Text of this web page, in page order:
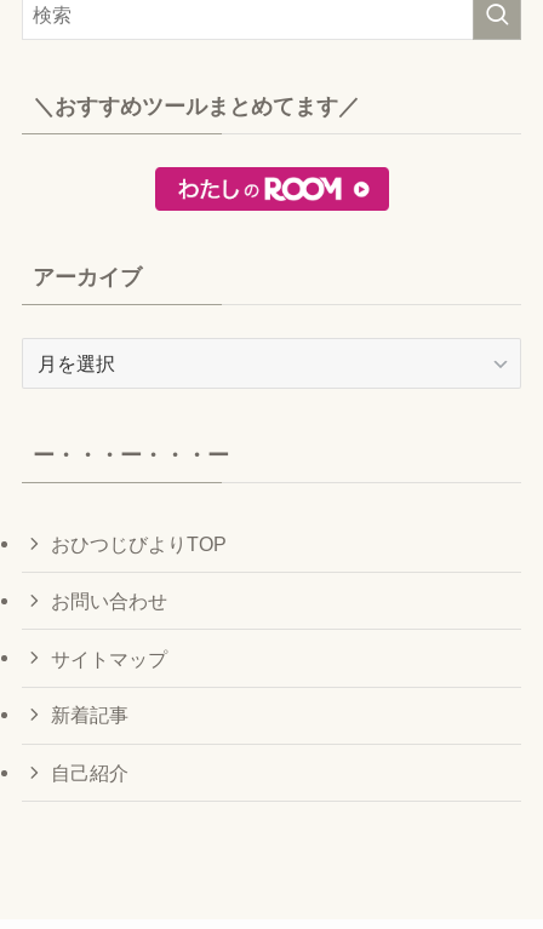
＼おすすめツールまとめてます／
アーカイブ
ー・・・ー・・・ー
おひつじびよりTOP
お問い合わせ
サイトマップ
新着記事
自己紹介